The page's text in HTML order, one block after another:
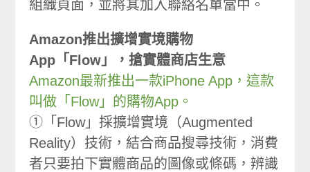
組織頁面，並將其加入聯絡名單當中。
Amazon推出擴增實境購物
App「Flow」，搶實體商店生意
Amazon最新推出一款iPhone App，這款
叫做「Flow」的購物App。
①「Flow」採擴增實境（Augmented
Reality）技術，結合商品搜尋技術，消費
者只要拍下實體商品的圖像或條碼，辨識